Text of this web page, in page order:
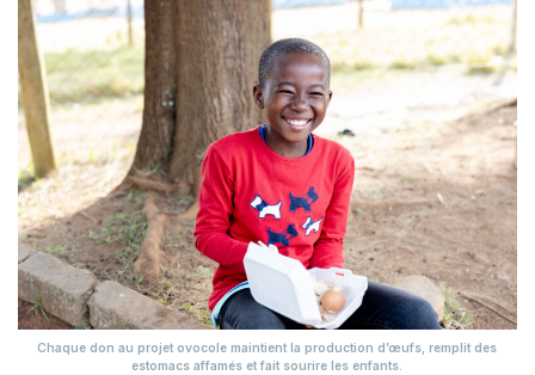
Chaque don au projet ovocole maintient la production d’œufs, remplit des
estomacs affamés et fait sourire les enfants.